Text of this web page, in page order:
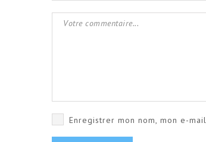
Enregistrer mon nom, mon e-